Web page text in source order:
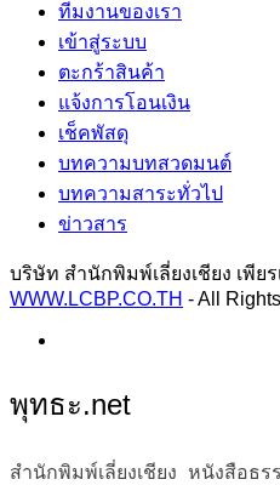
ทีมงานของเรา
เข้าสู่ระบบ
ตะกร้าสินค้า
แจ้งการโอนเงิน
เช็คพัสดุ
บทความบทสวดมนต์
บทความสาระทั่วไป
ข่าวสาร
บริษัท สำนักพิมพ์เลี่ยงเชียง เพี
WWW.LCBP.CO.TH - All
พุทธะ.net
สำนักพิมพ์เลี่ยงเชียง หนังสือธ